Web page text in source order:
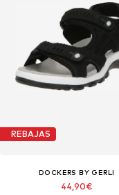
REBAJAS
DOCKERS BY GERLI
44,90€